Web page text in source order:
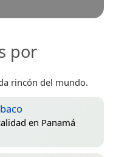
por
rincón del mundo.
en Panamá